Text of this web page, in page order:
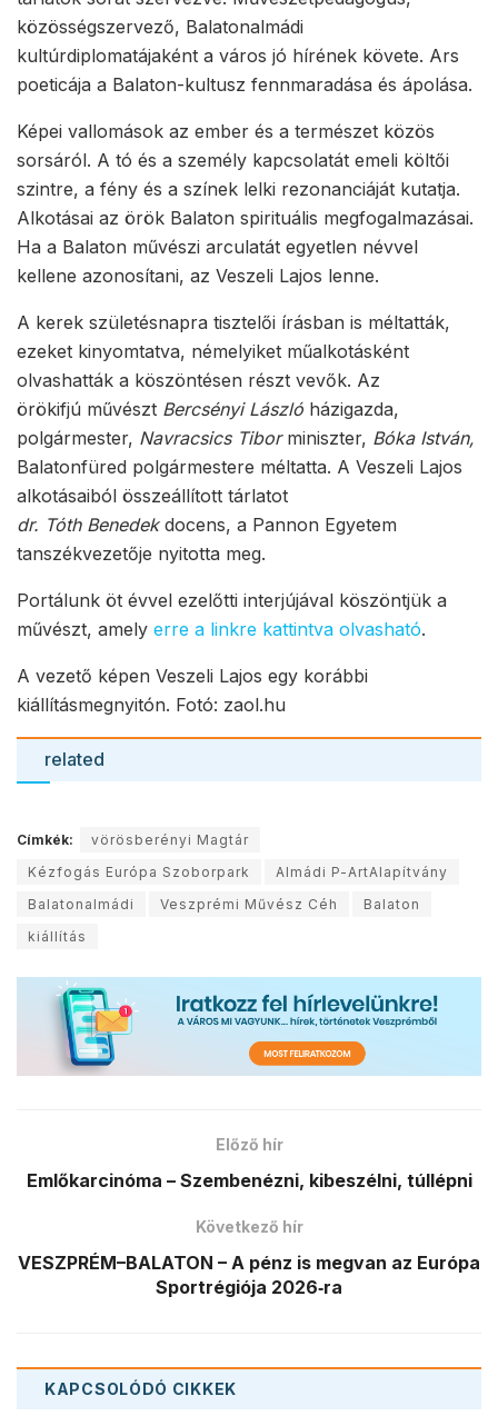
közösségszervező, Balatonalmádi
kultúrdiplomatájaként a város jó hírének követe. Ars
poeticája a Balaton-kultusz fennmaradása és ápolása.
Képei vallomások az ember és a természet közös
sorsáról. A tó és a személy kapcsolatát emeli költői
szintre, a fény és a színek lelki rezonanciáját kutatja.
Alkotásai az örök Balaton spirituális megfogalmazásai.
Ha a Balaton művészi arculatát egyetlen névvel
kellene azonosítani, az Veszeli Lajos lenne.
A kerek születésnapra tisztelői írásban is méltatták,
ezeket kinyomtatva, némelyiket műalkotásként
olvashatták a köszöntésen részt vevők. Az
örökifjú művészt Bercsényi László házigazda,
polgármester, Navracsics Tiborminiszter, Bóka István,
Balatonfüred polgármestere méltatta. A Veszeli Lajos
alkotásaiból összeállított tárlatot
dr. Tóth Benedekdocens, a Pannon Egyetem
tanszékvezetője nyitotta meg.
Portálunk öt évvel ezelőtti interjújával köszöntjük a
művészt, amely erre a linkre kattintva olvasható.
A vezető képen Veszeli Lajos egy korábbi
kiállításmegnyitón. Fotó: zaol.hu
related
Címkék:
vörösberényi Magtár
Kézfogás Európa Szoborpark
Almádi P-ArtAlapítvány
Balatonalmádi
Veszprémi Művész Céh
Balaton
kiállítás
Előző hír
Emlőkarcinóma – Szembenézni, kibeszélni, túllépni
Következő hír
VESZPRÉM–BALATON – A pénz is megvan az Európa
Sportrégiója 2026‑ra
KAPCSOLÓDÓ CIKKEK